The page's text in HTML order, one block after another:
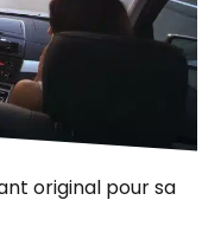
original pour sa